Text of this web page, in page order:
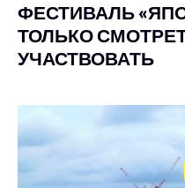
ФЕСТИВАЛЬ
ТОЛЬКО
УЧАСТВОВАТЬ